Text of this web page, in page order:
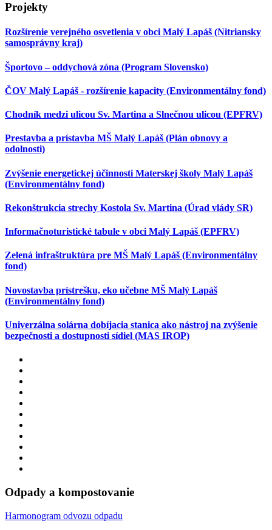
Projekty
Rozšírenie verejného osvetlenia v obci Malý Lapáš (Nitriansky
samosprávny kraj)
Športovo – oddychová zóna (Program Slovensko)
ČOV Malý Lapáš - rozšírenie kapacity (Environmentálny fond)
Chodník medzi ulicou Sv. Martina a Slnečnou ulicou (EPFRV)
Prestavba a prístavba MŠ Malý Lapáš (Plán obnovy a
odolnosti)
Zvýšenie energetickej účinnosti Materskej školy Malý Lapáš
(Environmentálny fond)
Rekonštrukcia strechy Kostola Sv. Martina (Úrad vlády SR)
Informačnoturistické tabule v obci Malý Lapáš (EPFRV)
Zelená infraštruktúra pre MŠ Malý Lapáš (Environmentálny
fond)
Novostavba prístrešku, eko učebne MŠ Malý Lapáš
(Environmentálny fond)
Univerzálna solárna dobíjacia stanica ako nástroj na zvýšenie
bezpečnosti a dostupnosti sídiel (MAS IROP)
Odpady a kompostovanie
Harmonogram odvozu odpadu